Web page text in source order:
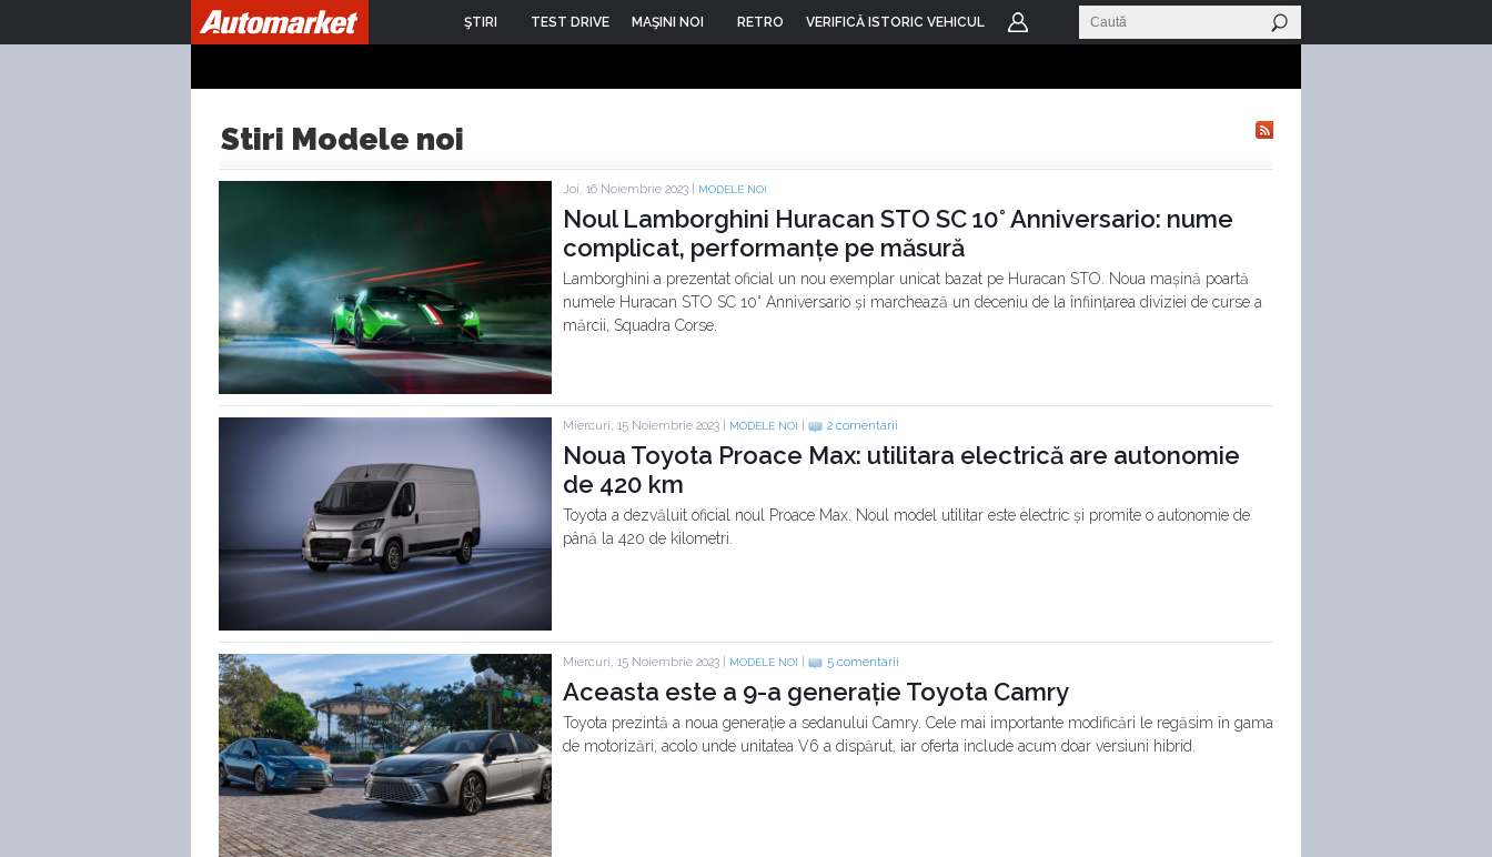
ŞTIRI TEST DRIVE MAŞINI NOI RETRO VERIFICĂ ISTORIC VEHICUL
Stiri Modele noi
Joi, 16 Noiembrie 2023 | MODELE NOI
Noul Lamborghini Huracan STO SC 10° Anniversario: nume
complicat, performanțe pe măsură
Lamborghini a prezentat oficial un nou exemplar unicat bazat pe Huracan STO. Noua mașină poartă
numele Huracan STO SC 10° Anniversario și marchează un deceniu de la înființarea diviziei de curse a
mărcii, Squadra Corse.
Miercuri, 15 Noiembrie 2023 | MODELE NOI 2 comentarii
Noua Toyota Proace Max: utilitara electrică are autonomie
de 420 km
Toyota a dezvăluit oficial noul Proace Max. Noul model utilitar este electric și promite o autonomie de
până la 420 de kilometri.
Miercuri, 15 Noiembrie 2023 | MODELE NOI 5 comentarii
Aceasta este a 9-a generație Toyota Camry
Toyota prezintă a noua generație a sedanului Camry. Cele mai importante modificări le regăsim în gama
de motorizări, acolo unde unitatea V6 a dispărut, iar oferta include acum doar versiuni hibrid.